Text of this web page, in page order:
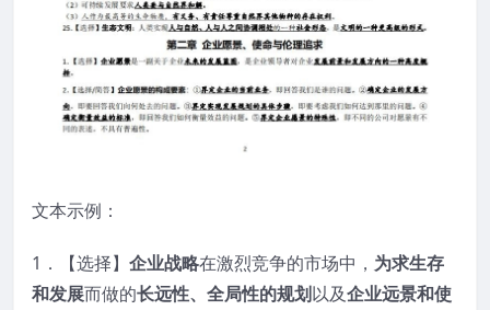
文本示例：
1．【选择】 企业战略在激烈竞争的市场中， 为求生存
和发展而做的长远性、全局性的规划以及企业远景和使